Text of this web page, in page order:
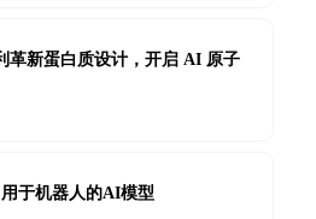
革新蛋白质设计，开启 AI 原子
于机器人的AI模型